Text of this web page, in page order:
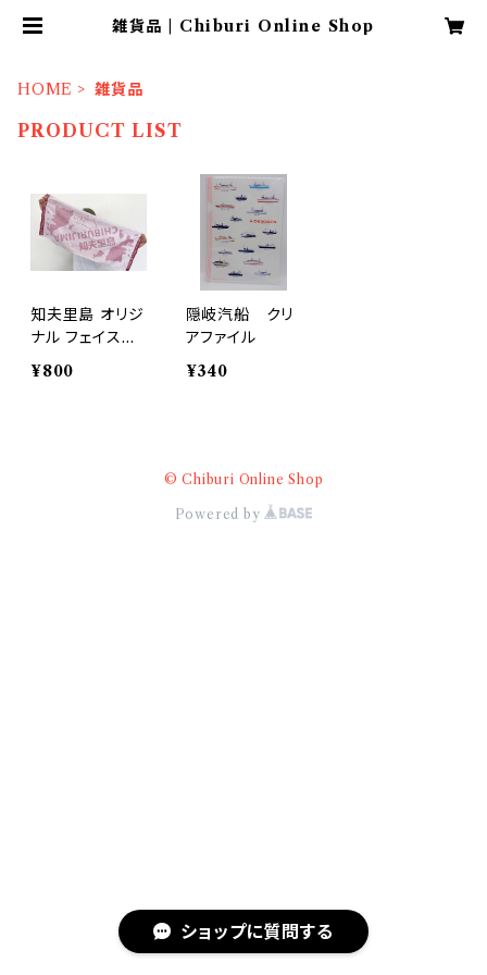
雑貨品 | Chiburi Online Shop
HOME 雑貨品
PRODUCT LIST
知夫里島 オリジ
ナル フェイスタ
オル
¥800
隠岐汽船 クリ
アファイル
¥340
© Chiburi Online Shop
Powered by
ショップに質問する